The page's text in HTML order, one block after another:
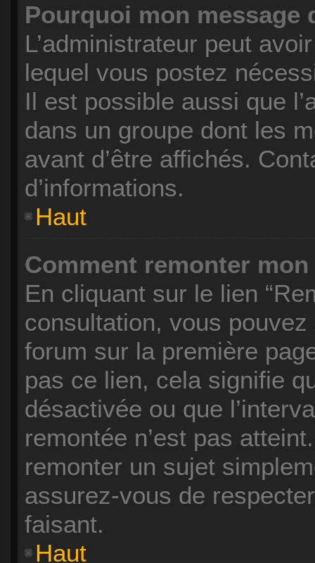
Pourquoi mon message
L’administrateur peut
lequel vous postez
Il est possible aussi que
dans un groupe dont les
avant d’être affichés.
d’informations.
Haut
Comment remonter
En cliquant sur le lien
consultation, vous pouvez
forum sur la première
pas ce lien, cela signifie
désactivée ou que
remontée n’est pas
remonter un sujet
assurez-vous de
faisant.
Haut